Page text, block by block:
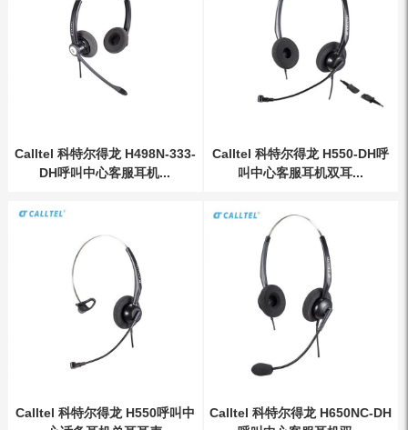
Calltel 科特尔得龙 H498N-333-
DH呼叫中心客服耳机...
Calltel 科特尔得龙 H550-DH呼
叫中心客服耳机双耳...
Calltel 科特尔得龙 H550呼叫中
Calltel 科特尔得龙 H650NC-DH